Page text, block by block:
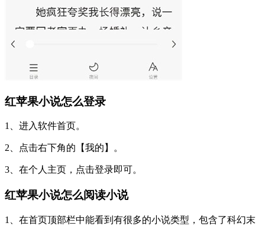
红苹果小说怎么登录
1、进入软件首页。
2、点击右下角的【我的】。
3、在个人主页，点击登录即可。
红苹果小说怎么阅读小说
1、在首页顶部栏中能看到有很多的小说类型，包含了科幻末